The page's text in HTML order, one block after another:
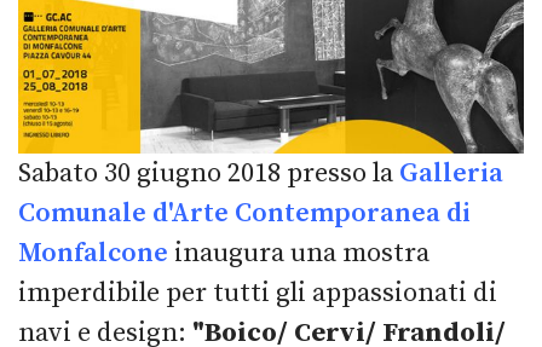
Sabato 30 giugno 2018 presso la Galleria
Comunale d'Arte Contemporanea di
Monfalcone inaugura una mostra
imperdibile per tutti gli appassionati di
navi e design: "Boico/ Cervi/ Frandoli/